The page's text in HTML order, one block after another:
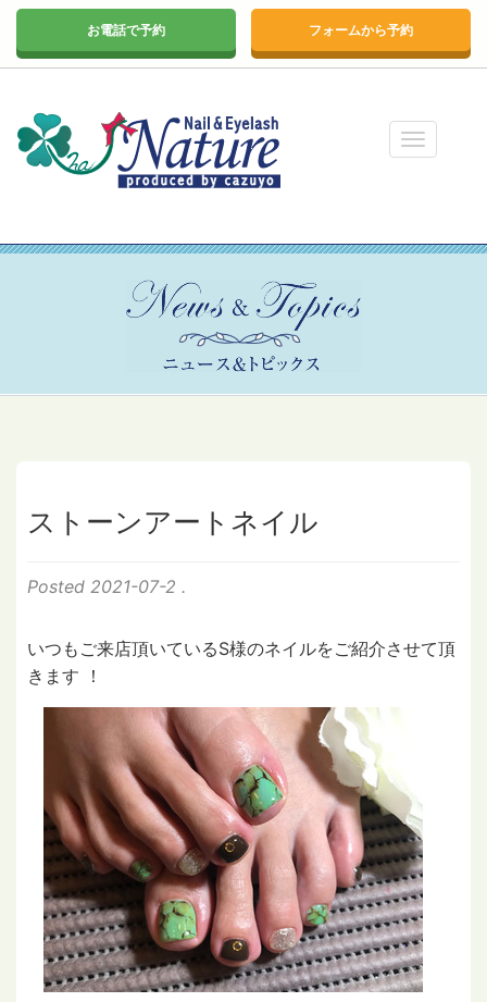
お電話で予約 フォームから予約
ストーンアートネイル
Posted 2021-07-2 .
いつもご来店頂いているS様のネイルをご紹介させて頂
きます ！